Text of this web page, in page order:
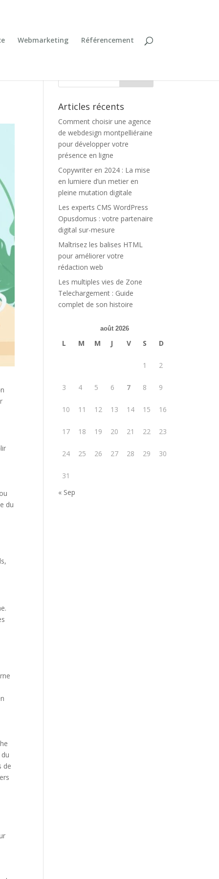
Webmarketing Référencement
du
de
Articles récents
Comment choisir une agence
de webdesign montpelliéraine
pour développer votre
présence en ligne
Copywriter en 2024 : La mise
en lumiere d’un metier en
pleine mutation digitale
Les experts CMS WordPress
Opusdomus : votre partenaire
digital sur-mesure
Maîtrisez les balises HTML
pour améliorer votre
rédaction web
Les multiples vies de Zone
Telechargement : Guide
complet de son histoire
août 2026
L M M J V S D
1 2
3 4 5 6 7 8 9
10 11 12 13 14 15 16
17 18 19 20 21 22 23
24 25 26 27 28 29 30
31
« Sep